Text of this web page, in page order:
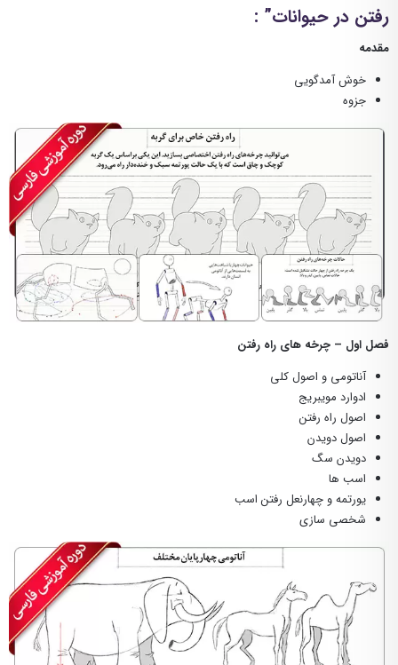
رفتن در حیوانات” :
مقدمه
خوش آمدگویی
جزوه
فصل اول – چرخه های راه رفتن
آناتومی و اصول کلی
ادوارد مویبریج
اصول راه رفتن
اصول دویدن
دویدن سگ
اسب ها
یورتمه و چهارنعل رفتن اسب
شخصی سازی